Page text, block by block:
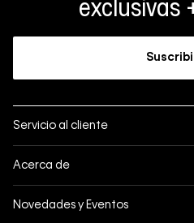
exclusivas
Servicio al cliente
Mis pedidos
Formas de pago
Acerca de
Novedades y Eventos